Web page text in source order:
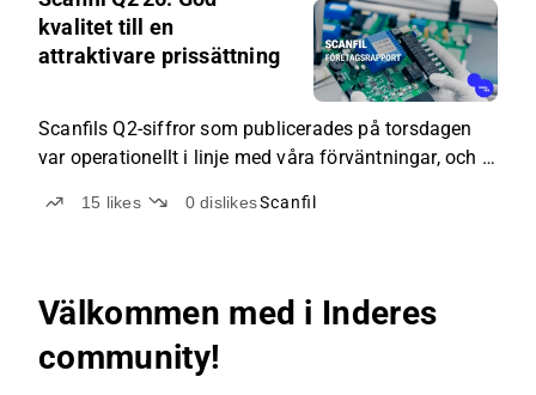
kvalitet till en
attraktivare prissättning
Scanfils Q2-siffror som publicerades på torsdagen
var operationellt i linje med våra förväntningar, och vi
för de närmaste åren. Företagets utsikter är positiva
just. EV/EBITA 12x). Därmed har aktiens förväntade
avkastning för året återigen blivit försiktigt attraktiv i
våra beräkningar.
15 likes 0dislikesScanfil
Välkommen med i Inderes
community!